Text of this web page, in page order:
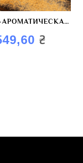
«ПИКАНТИНЫЙ
BBQ»
₴